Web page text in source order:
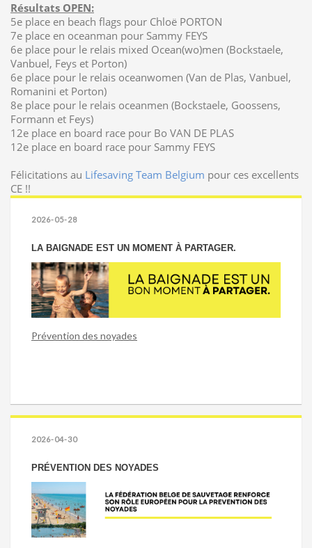
Résultats OPEN:
5e place en beach flags pour Chloë PORTON
7e place en oceanman pour Sammy FEYS
6e place pour le relais mixed Ocean(wo)men (Bockstaele,
Vanbuel, Feys et Porton)
6e place pour le relais oceanwomen (Van de Plas, Vanbuel,
Romanini et Porton)
8e place pour le relais oceanmen (Bockstaele, Goossens,
Formann et Feys)
12e place en board race pour Bo VAN DE PLAS
12e place en board race pour Sammy FEYS
Félicitations au Lifesaving Team Belgium pour ces excellents
CE !!
2026-05-28
LA BAIGNADE EST UN MOMENT À PARTAGER.
Prévention des noyades
2026-04-30
PRÉVENTION DES NOYADES